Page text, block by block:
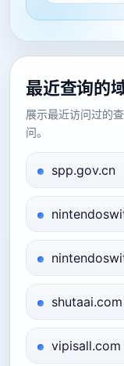
最近查询的
展示最近访问过的
问。
spp.gov.cn
shutaai.com
vipisall.com